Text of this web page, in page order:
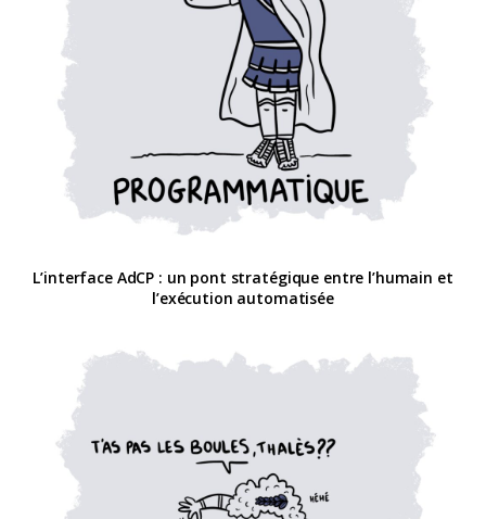
L’interface AdCP : un pont stratégique entre l’humain et
l’exécution automatisée